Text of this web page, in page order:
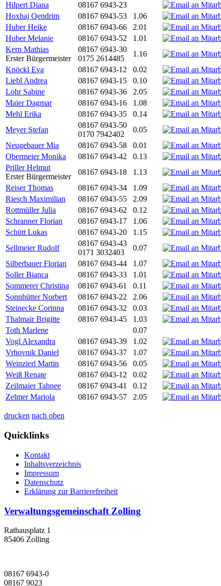
Hilpert Diana
08167 6943-23
Hoxhaj Qendrim
08167 6943-53 1.06
Huber Heike
08167 6943-66 2.01
Huber Melanie
08167 6943-52 1.01
Kern Mathias
Erster Bürgermeister
08167 6943-30
0175 2614485
1.16
Knöckl Eva
08167 6943-12 0.02
Liebl Andrea
08167 6943-15 0.10
Lohr Sabine
08167 6943-36 2.05
Maier Dagmar
08167 6943-16 1.08
Mehl Erika
08167 6943-35 0.14
Meyer Stefan
08167 6943-50
0170 7942402
0.05
Neugebauer Mia
08167 6943-58 0.01
Obermeier Monika
08167 6943-42 0.13
Priller Helmut
Erster Bürgermeister
08167 6943-18 1.13
Reiser Thomas
08167 6943-34 1.09
Riesch Maximilian
08167 6943-55 2.09
Rottmüller Julia
08167 6943-62 0.12
Schranner Florian
08167 6943-17 1.06
Schütt Lukas
08167 6943-20 1.15
Sellmeier Rudolf
08167 6943-43
0171 3032403
0.07
Silberbauer Florian
08167 6943-44 1.07
Soller Bianca
08167 6943-33 1.01
Sommerer Christina
08167 6943-61 0.11
Sonnhütter Norbert
08167 6943-22 2.06
Steinecke Corinna
08167 6943-32 0.03
Thalmair Brigitte
08167 6943-45 1.03
Toth Marlene
0.07
Vogl Alexandra
08167 6943-39 1.02
Vrhovnik Daniel
08167 6943-37 1.07
Weinzierl Martin
08167 6943-56 0.05
Weiß Renate
08167 6943-12 0.02
Zeilmaier Tahnee
08167 6943-41 0.12
Zelmer Mariola
08167 6943-57 2.05
drucken nach oben
Quicklinks
Kontakt
Inhaltsverzeichnis
Impressum
Datenschutz
Erklärung zur Barrierefreiheit
Verwaltungsgemeinschaft Zolling
Rathausplatz 1
85406 Zolling
08167 6943-0
08167 9023